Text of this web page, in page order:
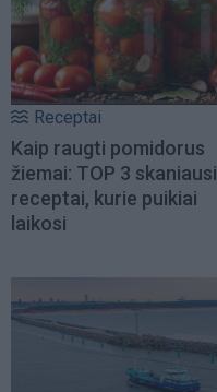
Receptai
Kaip raugti pomidorus
žiemai: TOP 3 skaniausi
receptai, kurie puikiai
laikosi